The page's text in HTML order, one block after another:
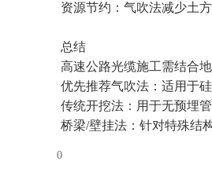
资源节约‌：气吹法减少土
总结
高速公路光缆施工需结合
优先推荐气吹法‌：适用于
传统开挖法‌：用于无预埋
桥梁/壁挂法‌：针对特殊结
0